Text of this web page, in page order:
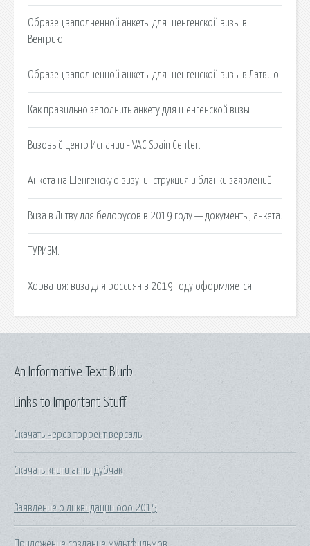
Образец заполненной анкеты для шенгенской визы в
Венгрию.
Образец заполненной анкеты для шенгенской визы в Латвию.
Как правильно заполнить анкету для шенгенской визы
Визовый центр Испании - VAC Spain Center.
Анкета на Шенгенскую визу: инструкция и бланки заявлений.
Виза в Литву для белорусов в 2019 году — документы, анкета.
ТУРИЗМ.
Хорватия: виза для россиян в 2019 году оформляется
Links to Important Stuff
Скачать через торрент версаль
Скачать книги анны дубчак
Заявление о ликвидации ооо 2015
Приложение создание мультфильмов
An Informative Text Blurb